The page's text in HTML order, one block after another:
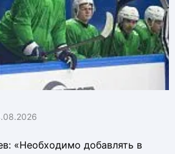
«Необходимо добавлять в